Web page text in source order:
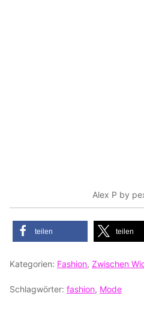
Alex P by
teilen teilen
Kategorien: Fashion, Zwischen
Schlagwörter: fashion, Mode